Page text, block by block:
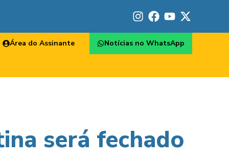
Área do Assinante Notícias no WhatsApp
será fechado